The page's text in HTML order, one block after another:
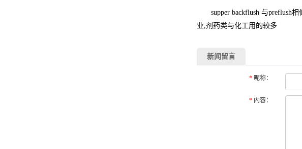
supper backflush 与preflush相
业,剂药类与化工用的较多
新闻留言
* 昵称：
* 内容：